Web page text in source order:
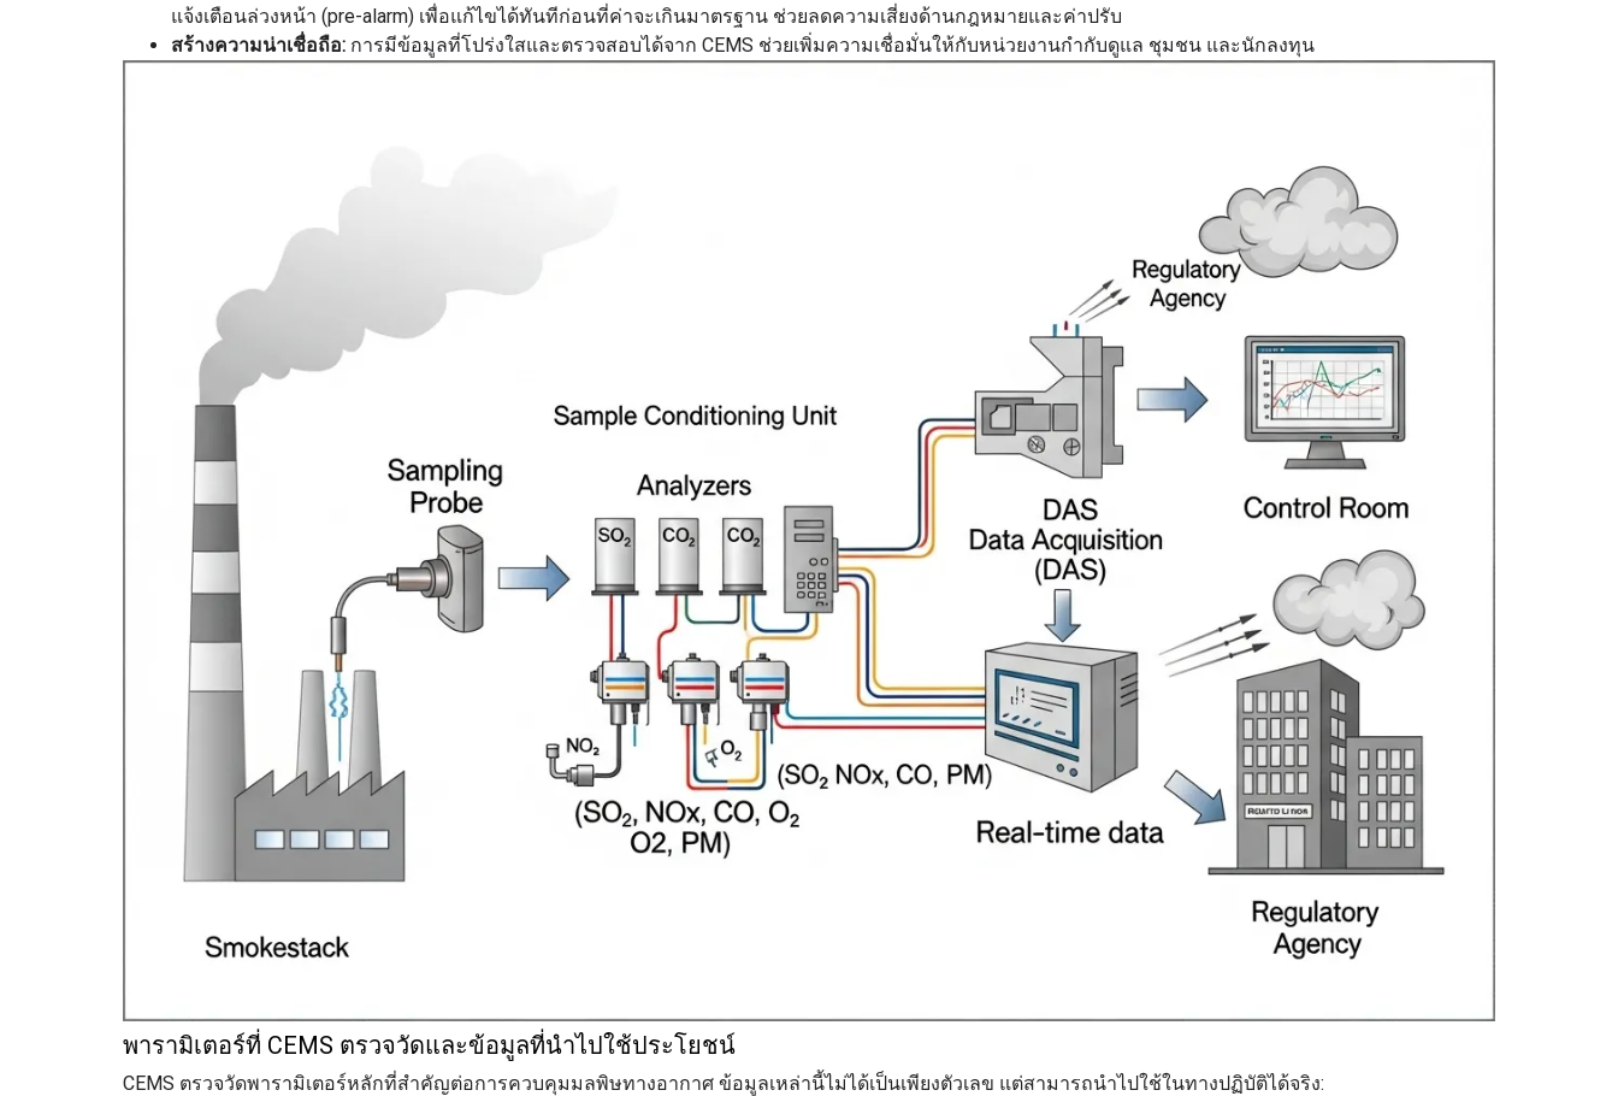
แจ้งเตือนล่วงหน้า (pre-alarm) เพื่อแก้ไขได้ทันทีก่อนที่ค่าจะเกินมาตรฐาน ช่วยลดความเสี่ยงด้านกฎหมายและค่าปรับ
สร้างความน่าเชื่อถือ: การมีข้อมูลที่โปร่งใสและตรวจสอบได้จาก CEMS ช่วยเพิ่มความเชื่อมั่นให้กับหน่วยงานกำกับดูแล ชุมชน และนักลงทุน
พารามิเตอร์ที่ CEMS ตรวจวัดและข้อมูลที่นำไปใช้ประโยชน์
CEMS ตรวจวัดพารามิเตอร์หลักที่สำคัญต่อการควบคุมมลพิษทางอากาศ ข้อมูลเหล่านี้ไม่ได้เป็นเพียงตัวเลข แต่สามารถนำไปใช้ในทางปฏิบัติได้จริง: